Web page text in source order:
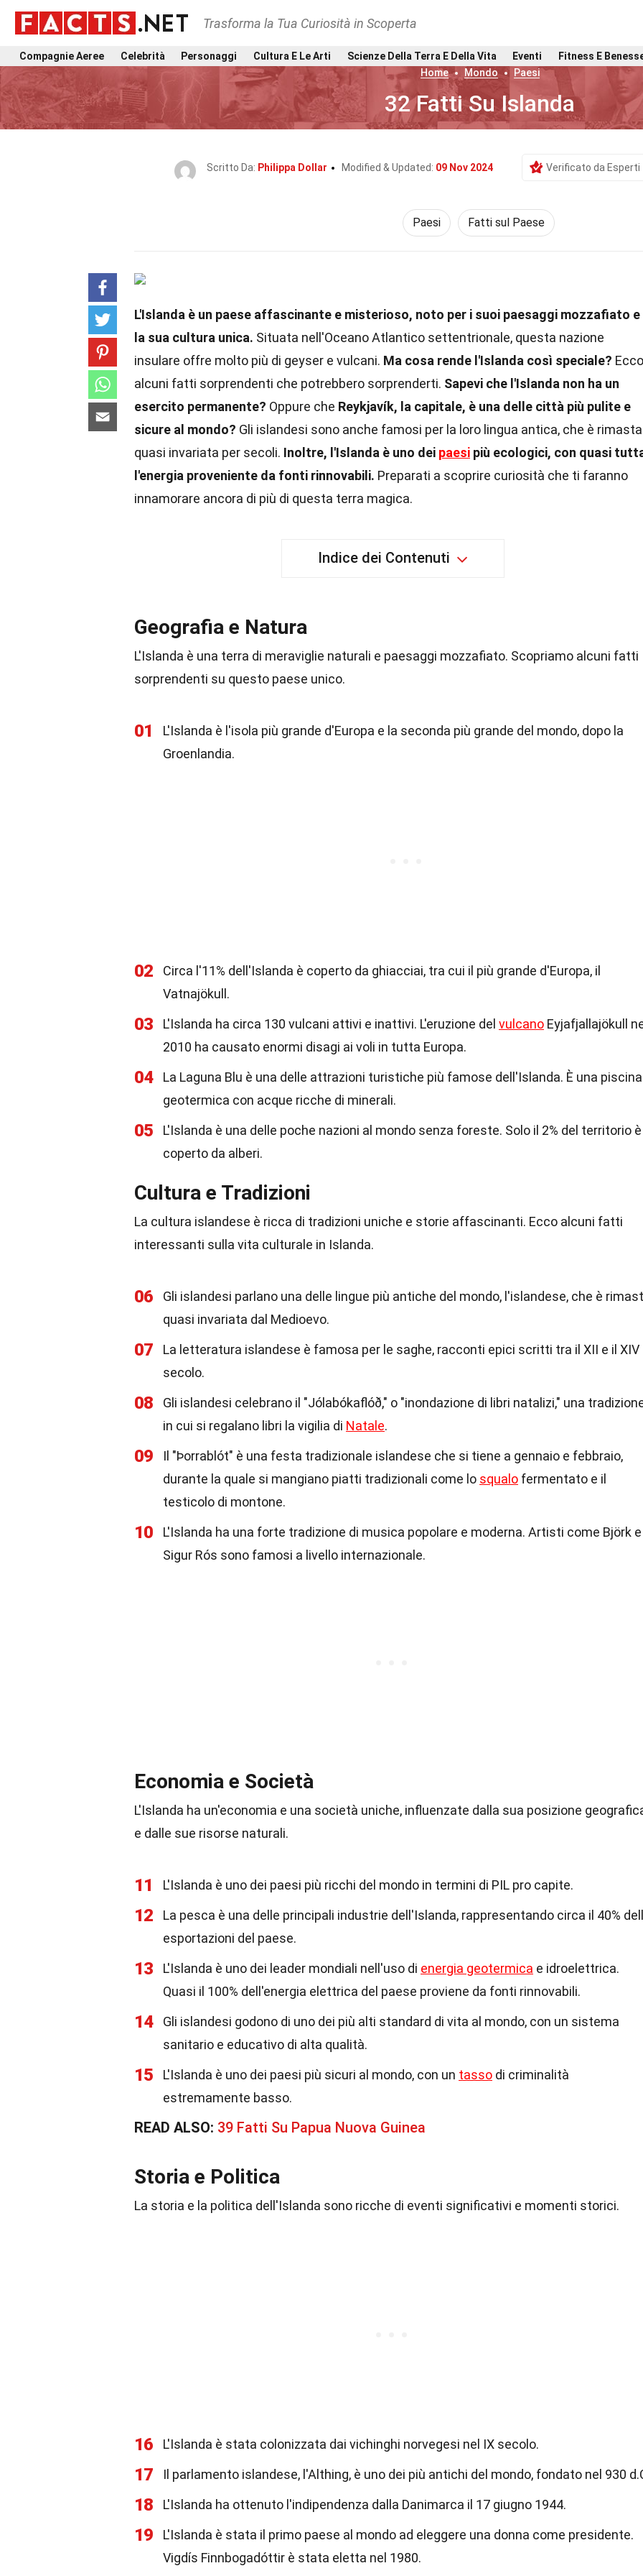
Trasforma la Tua Curiosità in Scoperta
Compagnie Aeree Celebrità Personaggi Cultura E Le Arti Scienze Della Terra E Della Vita Eventi
Fitness E
Home
Mondo Paesi
32 Fatti Su Islanda
Scritto Da: Philippa Dollar Modified & Updated: 09 Nov 2024 Verificato da Esperti
Paesi Fatti sul Paese
L'Islanda è un paese affascinante e misterioso, noto per i suoi paesaggi mozzafiato e
la sua cultura unica. Situata nell'Oceano Atlantico settentrionale, questa nazione
insulare offre molto più di geyser e vulcani. Ma cosa rende l'Islanda così speciale? Ecco
alcuni fatti sorprendenti che potrebbero sorprenderti. Sapevi che l'Islanda non ha un
esercito permanente? Oppure che Reykjavík, la capitale, è una delle città più pulite e
sicure al mondo? Gli islandesi sono anche famosi per la loro lingua antica, che è rimasta
quasi invariata per secoli. Inoltre, l'Islanda è uno dei paesi più ecologici, con quasi
l'energia proveniente da fonti rinnovabili. Preparati a scoprire curiosità che ti faranno
innamorare ancora di più di questa terra magica.
Indice dei Contenuti
Geografia e Natura
L'Islanda è una terra di meraviglie naturali e paesaggi mozzafiato. Scopriamo alcuni fatti
sorprendenti su questo paese unico.
01
L'Islanda è l'isola più grande d'Europa e la seconda più grande del mondo, dopo la
Groenlandia.
02
Circa l'11% dell'Islanda è coperto da ghiacciai, tra cui il più grande d'Europa, il
Vatnajökull.
03 L'Islanda ha circa 130 vulcani attivi e inattivi. L'eruzione del vulcano Eyjafjallajökull
2010 ha causato enormi disagi ai voli in tutta Europa.
04
La Laguna Blu è una delle attrazioni turistiche più famose dell'Islanda. È una piscina
geotermica con acque ricche di minerali.
05
L'Islanda è una delle poche nazioni al mondo senza foreste. Solo il 2% del territorio è
coperto da alberi.
Cultura e Tradizioni
La cultura islandese è ricca di tradizioni uniche e storie affascinanti. Ecco alcuni fatti
interessanti sulla vita culturale in Islanda.
06
Gli islandesi parlano una delle lingue più antiche del mondo, l'islandese, che è
quasi invariata dal Medioevo.
07
La letteratura islandese è famosa per le saghe, racconti epici scritti tra il XII e il XIV
secolo.
08
Gli islandesi celebrano il "Jólabókaflóð," o "inondazione di libri natalizi," una
in cui si regalano libri la vigilia di Natale.
09
Il "Þorrablót" è una festa tradizionale islandese che si tiene a gennaio e febbraio,
durante la quale si mangiano piatti tradizionali come lo squalo fermentato e il
testicolo di montone.
10
L'Islanda ha una forte tradizione di musica popolare e moderna. Artisti come Björk
Sigur Rós sono famosi a livello internazionale.
Economia e Società
L'Islanda ha un'economia e una società uniche, influenzate dalla sua posizione
e dalle sue risorse naturali.
11 L'Islanda è uno dei paesi più ricchi del mondo in termini di PIL pro capite.
12
La pesca è una delle principali industrie dell'Islanda, rappresentando circa il 40%
esportazioni del paese.
13 L'Islanda è uno dei leader mondiali nell'uso di energia geotermica e idroelettrica.
Quasi il 100% dell'energia elettrica del paese proviene da fonti rinnovabili.
14
Gli islandesi godono di uno dei più alti standard di vita al mondo, con un sistema
sanitario e educativo di alta qualità.
15 L'Islanda è uno dei paesi più sicuri al mondo, con un tasso di criminalità
estremamente basso.
READ ALSO: 39 Fatti Su Papua Nuova Guinea
Storia e Politica
La storia e la politica dell'Islanda sono ricche di eventi significativi e momenti storici.
16 L'Islanda è stata colonizzata dai vichinghi norvegesi nel IX secolo.
17 Il parlamento islandese, l'Althing, è uno dei più antichi del mondo, fondato nel 930
18 L'Islanda ha ottenuto l'indipendenza dalla Danimarca il 17 giugno 1944.
19
L'Islanda è stata il primo paese al mondo ad eleggere una donna come presidente.
Vigdís Finnbogadóttir è stata eletta nel 1980.